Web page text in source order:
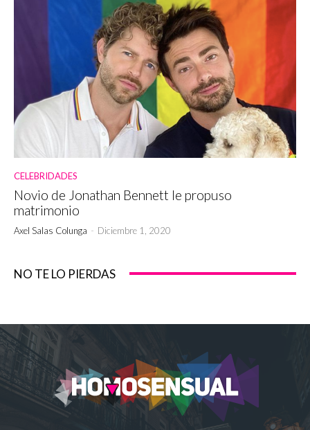
CELEBRIDADES
Novio de Jonathan Bennett le propuso
matrimonio
Axel Salas Colunga - Diciembre 1, 2020
NO TE LO PIERDAS